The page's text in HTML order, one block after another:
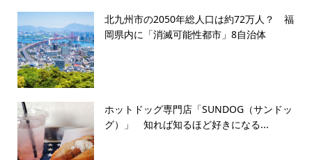
北九州市の2050年総人口は約72万人？ 福
岡県内に「消滅可能性都市」8自治体
ホットドッグ専門店「SUNDOG（サンドッ
グ）」 知れば知るほど好きになる...